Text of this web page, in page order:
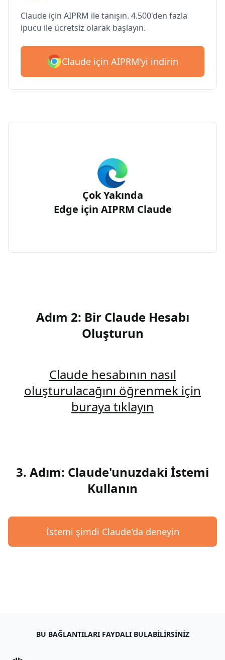
Claude için AIPRM ile tanışın. 4.500'den fazla
ipucu ile ücretsiz olarak başlayın.
Claude için AIPRM'yi indirin
Çok Yakında
Edge için AIPRM Claude
Adım 2: Bir Claude Hesabı
Oluşturun
Claude hesabının nasıl
oluşturulacağını öğrenmek için
buraya tıklayın
3. Adım: Claude'unuzdaki İstemi
Kullanın
İstemi şimdi Claude'da deneyin
BU BAĞLANTILARI FAYDALI BULABILIRSINIZ